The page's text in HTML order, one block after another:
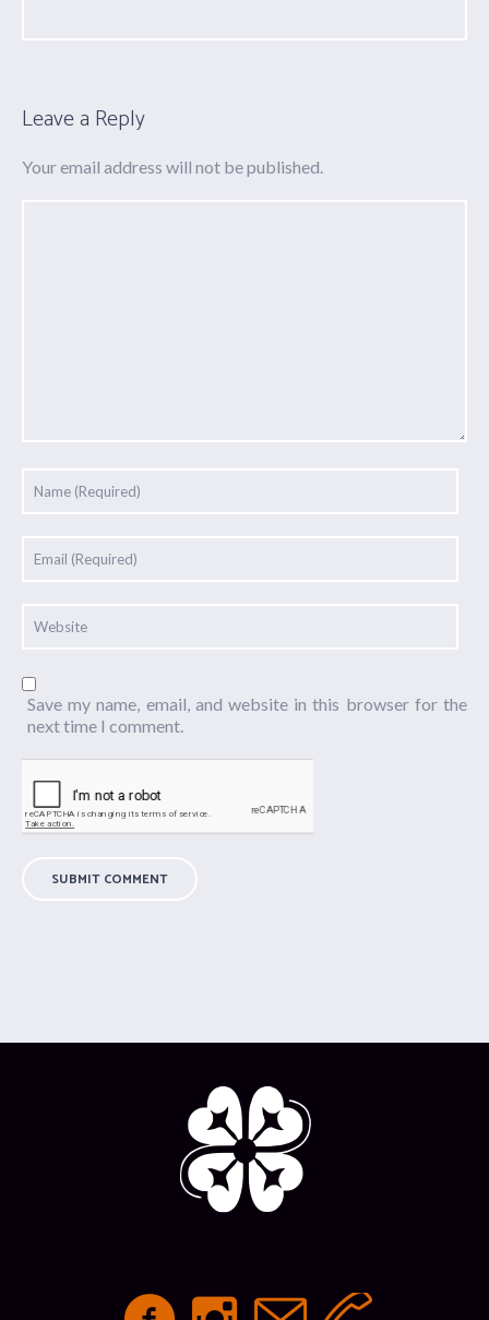
Leave a Reply
Your email address will not be published.
Save my name, email, and website in this browser for the
next time I comment.